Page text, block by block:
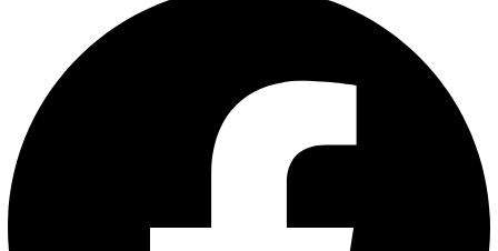
Riud المحمي النحاس النقي عزل
PVC عالي الكثافة